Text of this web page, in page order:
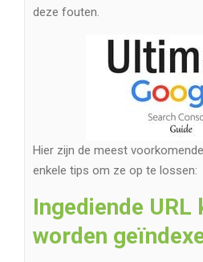
deze fouten.
Hier zijn de meest
enkele tips om ze op te lossen:
Ingediende URL
worden